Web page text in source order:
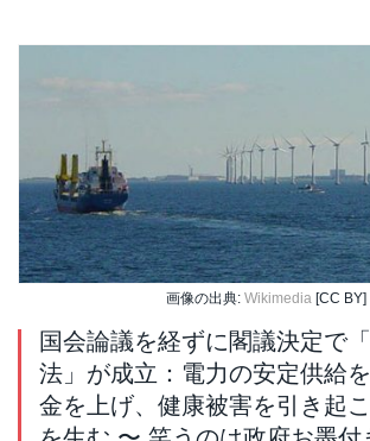
画像の出典: Wikimedia [CC BY]
国会論議を経ずに閣議決定で
法」が成立：電力の安定供給
金を上げ、健康被害を引き起